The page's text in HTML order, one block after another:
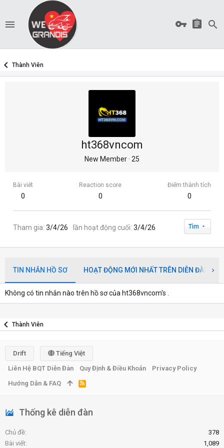
Thành Viên
ht368vncom
New Member· 25
Bài viết
0
Reaction score
0
Điểm thành tích
0
Tham gia 3/4/26 lần hoạt động cuối 3/4/26 Tìm
TIN NHẮN HỒ SƠ HOẠT ĐỘNG MỚI NHẤT TRÊN DIỄN ĐÀN
Không có tin nhắn nào trên hồ sơ của ht368vncom's .
Thành Viên
Thống kê diễn đàn
Chủ đề
378
Bài viết
1,089
Drift
Tiếng Việt
Liên Hệ BQT Diễn Đàn
Quy Định & Điều Khoản
Privacy Policy
Hướng Dẫn & FAQ
R
S